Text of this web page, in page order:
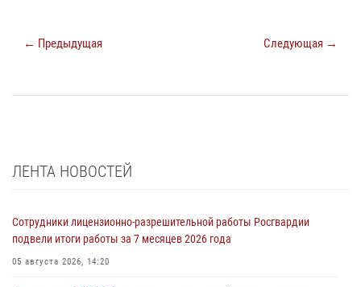
← Предыдущая Следующая →
ЛЕНТА НОВОСТЕЙ
Сотрудники лицензионно-разрешительной работы Росгвардии
подвели итоги работы за 7 месяцев 2026 года
05 августа 2026, 14:20